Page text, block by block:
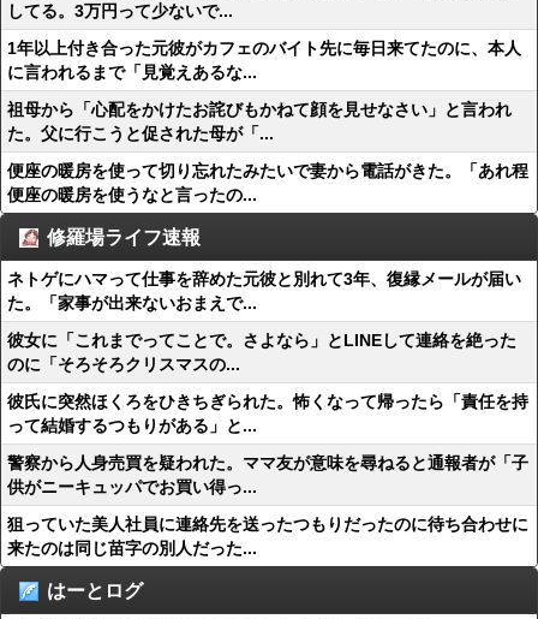
してる。3万円って少ないで...
1年以上付き合った元彼がカフェのバイト先に毎日来てたのに、本人
に言われるまで「見覚えあるな...
祖母から「心配をかけたお詫びもかねて顔を見せなさい」と言われ
た。父に行こうと促された母が「...
便座の暖房を使って切り忘れたみたいで妻から電話がきた。「あれ程
便座の暖房を使うなと言ったの...
修羅場ライフ速報
ネトゲにハマって仕事を辞めた元彼と別れて3年、復縁メールが届い
た。「家事が出来ないおまえで...
彼女に「これまでってことで。さよなら」とLINEして連絡を絶った
のに「そろそろクリスマスの...
彼氏に突然ほくろをひきちぎられた。怖くなって帰ったら「責任を持
って結婚するつもりがある」と...
警察から人身売買を疑われた。ママ友が意味を尋ねると通報者が「子
供がニーキュッパでお買い得っ...
狙っていた美人社員に連絡先を送ったつもりだったのに待ち合わせに
来たのは同じ苗字の別人だった...
はーとログ